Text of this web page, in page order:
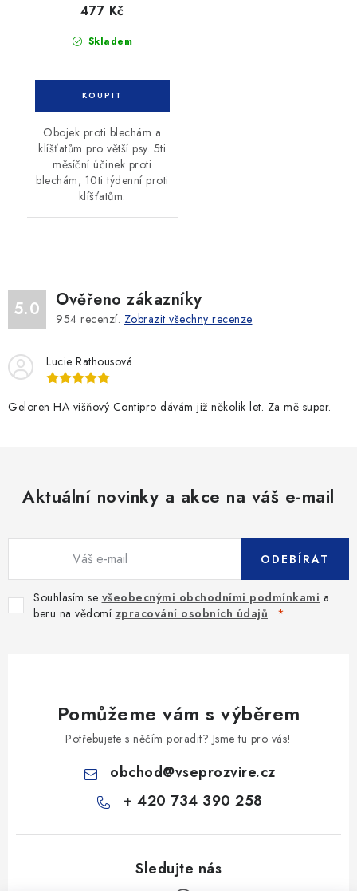
Skladem
477 Kč
Obojek proti blechám a
klíšťatům pro větší psy. 5ti
měsíční účinek proti
blechám, 10ti týdenní proti
klíšťatům.
5.0 Ověřeno zákazníky
954 recenzí. Zobrazit všechny recenze
Lucie Rathousová
Geloren HA višňový Contipro dávám již několik let. Za mě super.
Aktuální novinky a akce na váš e-mail
Souhlasím se všeobecnými obchodními podmínkami a
beru na vědomí zpracování osobních údajů.
ODEBÍRAT
Pomůžeme vám s výběrem
Potřebujete s něčím poradit? Jsme tu pro vás!
obchod@vseprozvire.cz
+ 420 734 390 258